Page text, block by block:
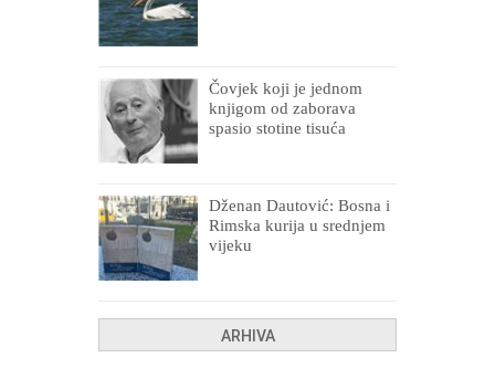
Čovjek koji je jednom
knjigom od zaborava
spasio stotine tisuća
Dženan Dautović: Bosna i
Rimska kurija u srednjem
vijeku
ARHIVA